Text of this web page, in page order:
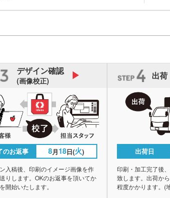
デザイン確認
(画像校正)
のお返事 8月18日(火)
入稿後、印刷のイメージ画像を作
りします。OKのお返事を頂いてか
開始いたします。
出荷
出荷日
印刷・加工完了後
致します。出荷か
程度かかります。(